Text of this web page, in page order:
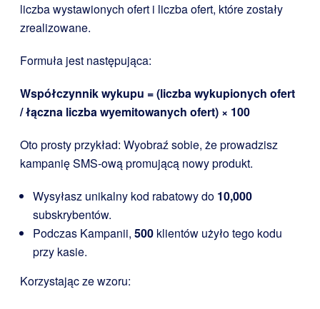
liczba wystawionych ofert i liczba ofert, które zostały
zrealizowane.
Formuła jest następująca:
Współczynnik wykupu = (liczba wykupionych ofert
/ łączna liczba wyemitowanych ofert) × 100
Oto prosty przykład: Wyobraź sobie, że prowadzisz
kampanię SMS-ową promującą nowy produkt.
Wysyłasz unikalny kod rabatowy do 10,000
subskrybentów.
Podczas Kampanii, 500 klientów użyło tego kodu
przy kasie.
Korzystając ze wzoru: